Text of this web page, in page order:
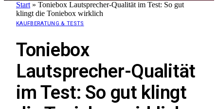
Start » Toniebox Lautsprecher-Qualität im Test: So gut
klingt die Toniebox wirklich
KAUFBERATUNG & TESTS
Toniebox
Lautsprecher-Qualität
im Test: So gut klingt